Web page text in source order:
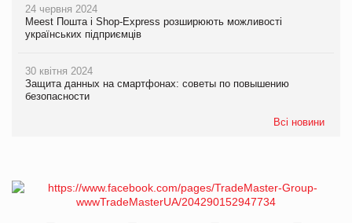
24 червня 2024
Meest Пошта і Shop-Express розширюють можливості
українських підприємців
30 квітня 2024
Защита данных на смартфонах: советы по повышению
безопасности
Всі новини